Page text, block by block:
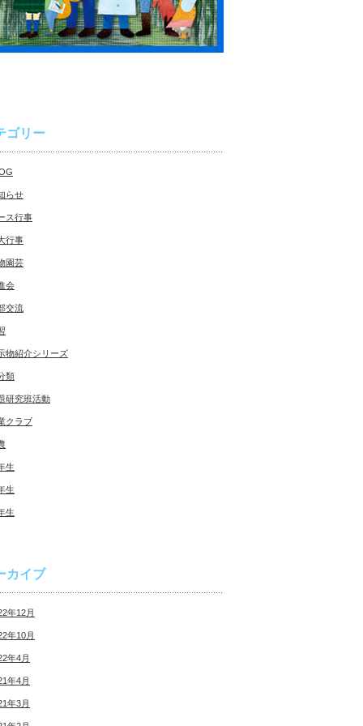
ゴリー
らせ
ス行事
行事
園芸
会
交流
物紹介シリーズ
類
研究班活動
クラブ
生
生
生
カイブ
年12月
年10月
年4月
年4月
年3月